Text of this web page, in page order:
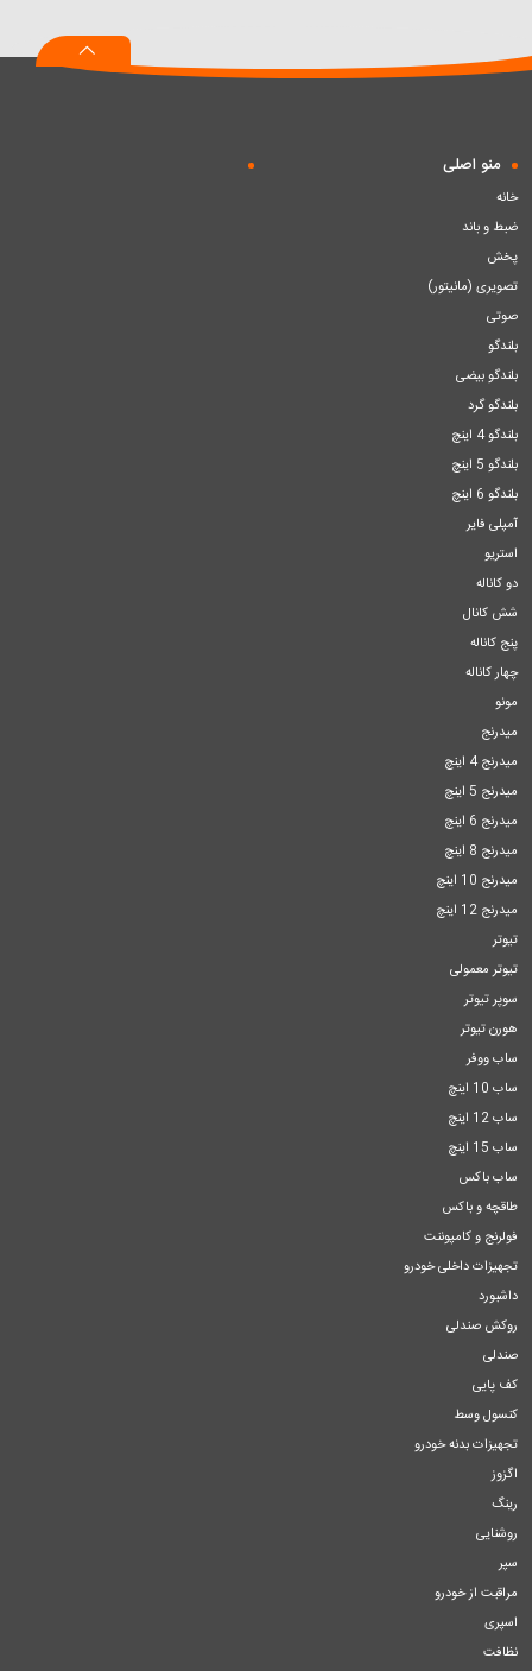
سبد
منو اصلی
خانه
ضبط و باند
پخش
تصویری (مانیتور)
صوتی
بلندگو
بلندگو بیضی
بلندگو گرد
بلندگو 4 اینچ
بلندگو 5 اینچ
بلندگو 6 اینچ
آمپلی فایر
استریو
دو کاناله
شش کانال
پنج کاناله
چهار کاناله
مونو
میدرنج
میدرنج 4 اینچ
میدرنج 5 اینچ
میدرنج 6 اینچ
میدرنج 8 اینچ
میدرنج 10 اینچ
میدرنج 12 اینچ
تیوتر
تیوتر معمولی
سوپر تیوتر
هورن تیوتر
ساب ووفر
ساب 10 اینچ
ساب 12 اینچ
ساب 15 اینچ
ساب باکس
طاقچه و باکس
فولرنج و کامپوننت
تجهیزات داخلی خودرو
داشبورد
روکش صندلی
صندلی
کف پایی
کنسول وسط
تجهیزات بدنه خودرو
اگزوز
رینگ
روشنایی
سپر
مراقبت از خودرو
اسپری
نظافت